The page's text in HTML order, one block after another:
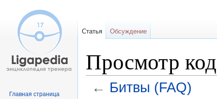
Просмотр
← Битвы (FAQ)
Статья Обсуждение
Главная страница